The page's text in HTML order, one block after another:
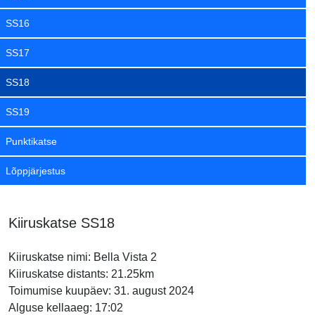
SS16
SS17
SS18
SS19
Punktikatse
Lõppjärjestus
Kiiruskatse SS18
Kiiruskatse nimi: Bella Vista 2
Kiiruskatse distants: 21.25km
Toimumise kuupäev: 31. august 2024
Alguse kellaaeg: 17:02